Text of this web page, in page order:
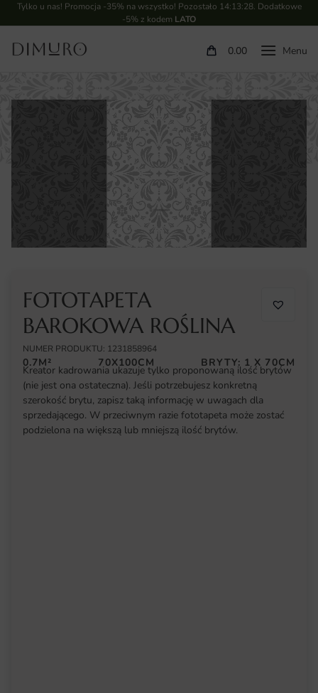
Tylko u nas! Promocja -35% na wszystko! Pozostało 14:13:27. Dodatkowe
-5% z kodem LATO
0.00
FOTOTAPETA
BAROKOWA ROŚLINA
NUMER PRODUKTU: 1231858964
0.7M² 70X100CM BRYTY: 1 X 70CM
Kreator kadrowania ukazuje tylko proponowaną ilość brytów
(nie jest ona ostateczna). Jeśli potrzebujesz konkretną
szerokość brytu, zapisz taką informację w uwagach dla
sprzedającego. W przeciwnym razie fototapeta może zostać
podzielona na większą lub mniejszą ilość brytów.